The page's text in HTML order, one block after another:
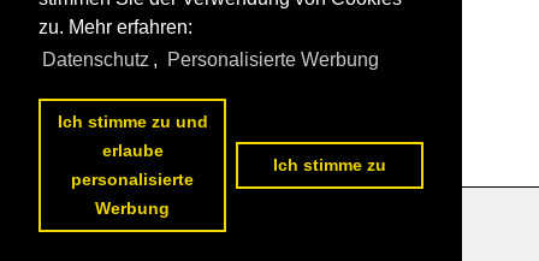
Datenschutzerklärung
zu. Mehr erfahren:
Datenschutz , Personalisierte Werbung
Ich stimme zu und
erlaube
personalisierte
Werbung
Ich stimme zu